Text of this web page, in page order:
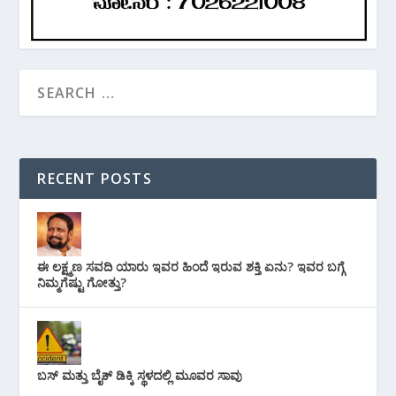
RECENT POSTS
ಈ ಲಕ್ಷ್ಮಣ ಸವದಿ ಯಾರು ಇವರ ಹಿಂದೆ ಇರುವ ಶಕ್ತಿ ಏನು? ಇವರ ಬಗ್ಗೆ
ನಿಮ್ಮಗೆಷ್ಟು ಗೋತ್ತು?
ಬಸ್ ಮತ್ತು ಬೈಕ್ ಡಿಕ್ಕಿ ಸ್ಥಳದಲ್ಲಿ ಮೂವರ ಸಾವು